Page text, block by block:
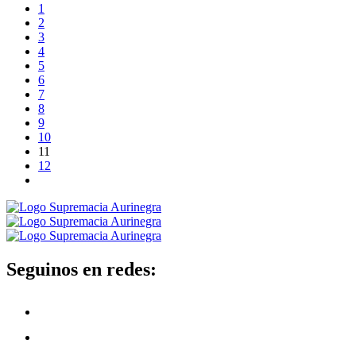
1
2
3
4
5
6
7
8
9
10
11
12
Seguinos en redes: